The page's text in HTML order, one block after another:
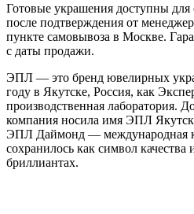
Готовые украшения доступны
после подтверждения от
пункте самовывоза в Москве.
с даты продажи.
ЭПЛ — это бренд ювелирных
году в Якутске, Россия, как
производственная лаборатория.
компания носила имя ЭПЛ
ЭПЛ Даймонд — международная
сохранилось как символ качества
бриллиантах.